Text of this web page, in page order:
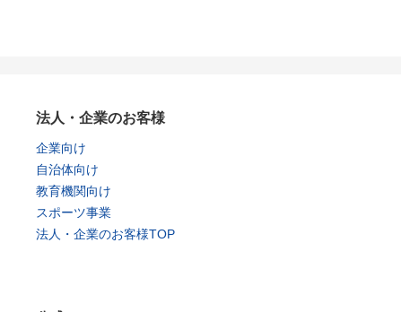
法人・企業のお客様
企業向け
自治体向け
教育機関向け
スポーツ事業
法人・企業のお客様TOP